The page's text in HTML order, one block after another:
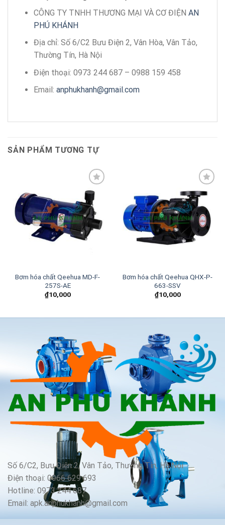
CÔNG TY TNHH THƯƠNG MẠI VÀ CƠ ĐIỆN AN
PHÚ KHÁNH
Địa chỉ: Số 6/C2 Bưu Điện 2, Vân Hòa, Vân Tảo,
Thường Tín, Hà Nội
Điện thoại: 0973 244 687 – 0988 159 458
Email: anphukhanh@gmail.com
SẢN PHẨM TƯƠNG TỰ
Add to
wishlist
Bơm hóa chất Qeehua MD-F-
257S-AE
₫10,000
Add to
wishlist
Bơm hóa chất Qeehua QHX-P-
663-SSV
₫10,000
Số 6/C2, Bưu Điện 2, Vân Tảo, Thường Tín, Hà Nội
Điện thoại: 0966 629 693
Hotline: 0973 244 687
Email: apk.anphukhanh@gmail.com